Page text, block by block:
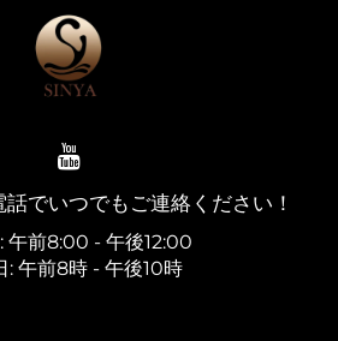
でいつでもご連絡ください！
午前8:00 - 午後12:00
: 午前8時 - 午後10時